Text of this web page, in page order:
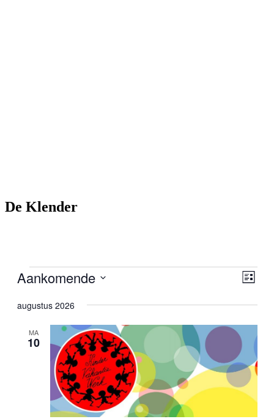
De Klender